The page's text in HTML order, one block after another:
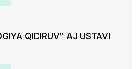
QIDIRUV" AJ USTAVI